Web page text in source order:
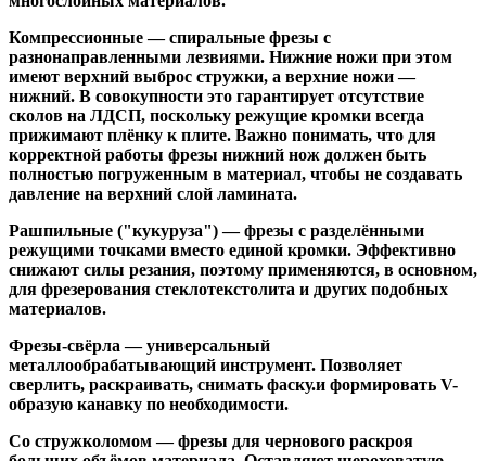
Компрессионные— спиральные фрезы с
разнонаправленными лезвиями. Нижние ножи при этом
имеют верхний выброс стружки, а верхние ножи —
нижний. В совокупности это гарантирует отсутствие
сколов на ЛДСП, поскольку режущие кромки всегда
прижимают плёнку к плите. Важно понимать, что для
корректной работы фрезы нижний нож должен быть
полностью погруженным в материал, чтобы не создавать
давление на верхний слой ламината.
Рашпильные ("кукуруза")— фрезы с разделёнными
режущими точками вместо единой кромки. Эффективно
снижают силы резания, поэтому применяются, в основном,
для фрезерования стеклотекстолита и других подобных
материалов.
Фрезы-свёрла — универсальный
металлообрабатывающий инструмент. Позволяет
сверлить, раскраивать, снимать фаску.и формировать V-
образую канавку по необходимости.
Со стружколомом— фрезы для чернового раскроя